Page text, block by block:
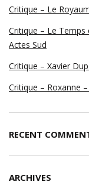
Critique – Le
Critique – Le
Actes Sud
Critique – Xavier
Critique – Roxanne
RECENT
ARCHIVES